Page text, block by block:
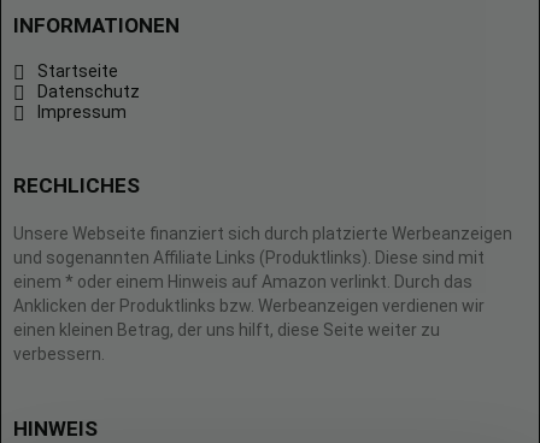
INFORMATIONEN
Startseite
Datenschutz
Impressum
RECHLICHES
Unsere Webseite finanziert sich durch platzierte Werbeanzeigen
und sogenannten Affiliate Links (Produktlinks). Diese sind mit
einem * oder einem Hinweis auf Amazon verlinkt. Durch das
Anklicken der Produktlinks bzw. Werbeanzeigen verdienen wir
einen kleinen Betrag, der uns hilft, diese Seite weiter zu
verbessern.
HINWEIS